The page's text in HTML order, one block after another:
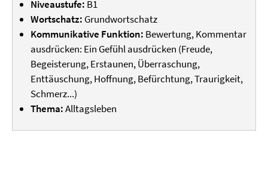
Niveaustufe: B1
Wortschatz: Grundwortschatz
Kommunikative Funktion: Bewertung, Kommentar
ausdrücken: Ein Gefühl ausdrücken (Freude,
Begeisterung, Erstaunen, Überraschung,
Enttäuschung, Hoffnung, Befürchtung, Traurigkeit,
Schmerz...)
Thema:Alltagsleben